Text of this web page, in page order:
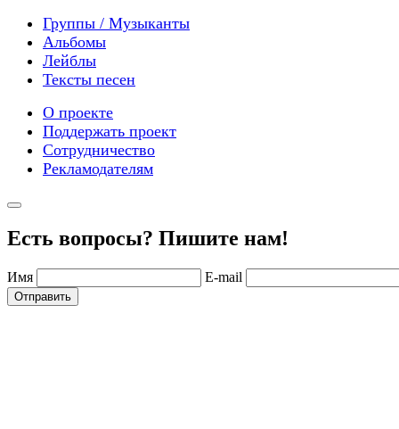
Группы / Музыканты
Альбомы
Лейблы
Тексты песен
О проекте
Поддержать проект
Сотрудничество
Рекламодателям
Есть вопросы? Пишите нам!
Имя E-mail